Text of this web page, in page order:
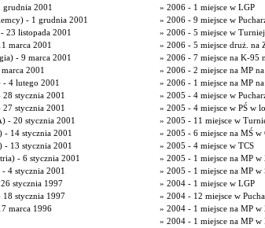
2001
- 1 grudnia 2001
23 listopada 2001
marca 2001
- 9 marca 2001
2001
4 lutego 2001
stycznia 2001
stycznia 2001
- 20 stycznia 2001
- 14 stycznia 2001
- 13 stycznia 2001
- 6 stycznia 2001
4 stycznia 2001
stycznia 1997
18 stycznia 1997
marca 1996
» 2006 - 1 miejsce w LGP
» 2006 - 9 miejsce w
» 2006 - 5 miejsce w
» 2006 - 5 miejsce druż. na
» 2006 - 7 miejsce na K-95
» 2006 - 2 miejsce na MP
» 2006 - 1 miejsce na MP
» 2005 - 4 miejsce w
» 2005 - 4 miejsce w PŚ w
» 2005 - 11 miejsce w
» 2005 - 6 miejsce na MŚ
» 2005 - 4 miejsce w TCS
» 2005 - 1 miejsce na MP w
» 2005 - 1 miejsce na MP w
» 2004 - 1 miejsce w LGP
» 2004 - 12 miejsce w
» 2004 - 1 miejsce na MP w
» 2004 - 1 miejsce na MP w